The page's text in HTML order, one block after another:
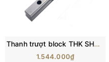
Thanh trượt block THK SHS15, SH20, SHS25, SHS30, SHS35, SHS45
1.544.000₫